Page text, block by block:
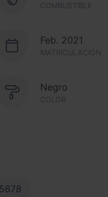
COMBUSTIBLE
Feb. 2021
MATRICULACIÓN
Negro
COLOR